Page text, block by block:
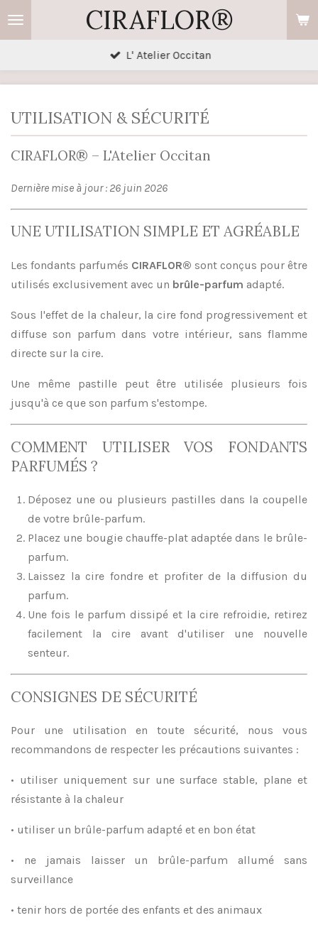
Passer
principal
CIRAFLOR®
L' Atelier Occitan
UTILISATION & SÉCURITÉ
CIRAFLOR® – L'Atelier Occitan
Dernière mise à jour : 26 juin 2026
UNE UTILISATION SIMPLE ET AGRÉABLE
Les fondants parfumés CIRAFLOR® sont conçus pour être
utilisés exclusivement avec un brûle-parfum adapté.
Sous l'effet de la chaleur, la cire fond progressivement et
diffuse son parfum dans votre intérieur, sans flamme
directe sur la cire.
Une même pastille peut être utilisée plusieurs fois
jusqu'à ce que son parfum s'estompe.
COMMENT UTILISER VOS FONDANTS
PARFUMÉS ?
Déposez une ou plusieurs pastilles dans la coupelle
de votre brûle-parfum.
Placez une bougie chauffe-plat adaptée dans le brûle-
parfum.
Laissez la cire fondre et profiter de la diffusion du
parfum.
Une fois le parfum dissipé et la cire refroidie, retirez
facilement la cire avant d'utiliser une nouvelle
senteur.
CONSIGNES DE SÉCURITÉ
Pour une utilisation en toute sécurité, nous vous
recommandons de respecter les précautions suivantes :
• utiliser uniquement sur une surface stable, plane et
résistante à la chaleur
• utiliser un brûle-parfum adapté et en bon état
• ne jamais laisser un brûle-parfum allumé sans
surveillance
• tenir hors de portée des enfants et des animaux